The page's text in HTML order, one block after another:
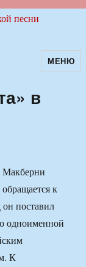
МЕНЮ
в
Макберни
обращается к
он поставил
одноименной
К